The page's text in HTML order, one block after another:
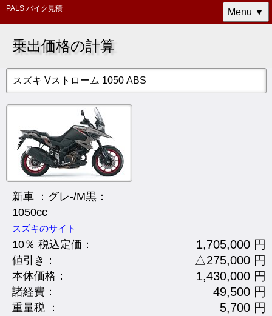
PALS バイク見積 Menu ▼
乗出価格の計算
スズキ Vストローム 1050 ABS
新車 ：グレ-/M黒：
1050cc
スズキのサイト
10％ 税込定価： 1,705,000 円
値引き： △275,000 円
本体価格： 1,430,000 円
諸経費： 49,500 円
重量税 ： 5,700 円